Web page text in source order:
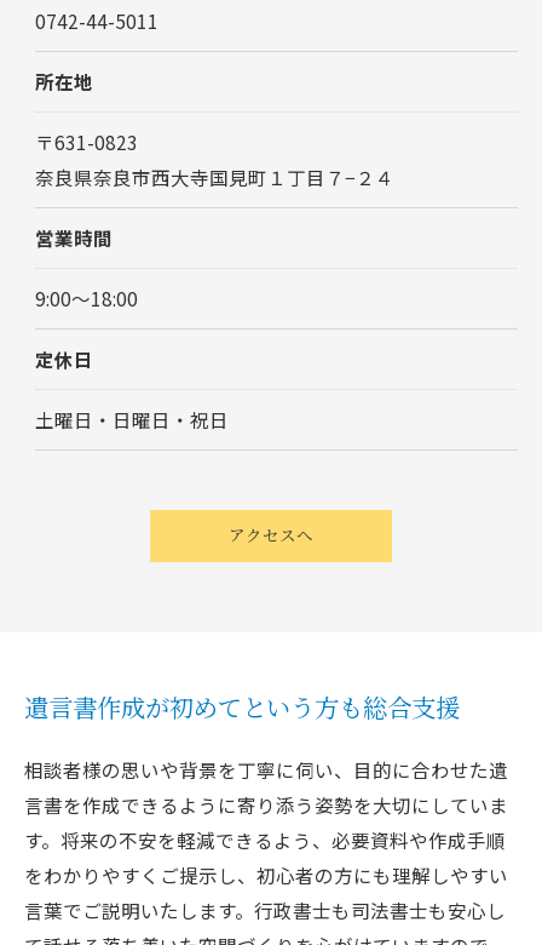
0742-44-5011
所在地
〒631-0823
奈良県奈良市西大寺国見町１丁目７−２４
営業時間
9:00～18:00
定休日
土曜日・日曜日・祝日
アクセスへ
遺言書作成が初めてという方も総合支援
相談者様の思いや背景を丁寧に伺い、目的に合わせた遺
言書を作成できるように寄り添う姿勢を大切にしていま
す。将来の不安を軽減できるよう、必要資料や作成手順
をわかりやすくご提示し、初心者の方にも理解しやすい
言葉でご説明いたします。行政書士も司法書士も安心し